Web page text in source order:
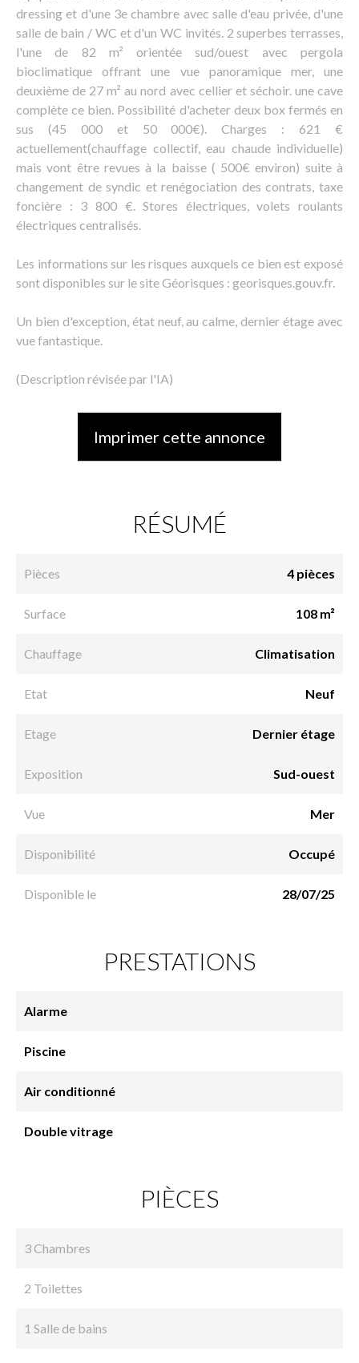
dressing et d'une 3e chambre avec salle d'eau privée, d'une
salle de bain / WC et d'un WC invités. 2 superbes terrasses,
l'une de 82 m² orientée sud/ouest avec pergola
bioclimatique offrant une vue panoramique mer, une
deuxième de 27 m² au nord avec cellier et séchoir. une cave
complète ce bien. Possibilité d'acheter deux box fermés en
sus (45 000 et 50 000€). Charges : 621 €
actuellement(chauffage collectif, eau chaude individuelle)
mais vont être revues à la baisse ( 500€ environ) suite à
changement de syndic et renégociation des contrats, taxe
foncière : 3 800 €. Stores électriques, volets roulants
électriques centralisés.
Les informations sur les risques auxquels ce bien est exposé
sont disponibles sur le site Géorisques : georisques.gouv.fr.
Un bien d'exception, état neuf, au calme, dernier étage avec
vue fantastique.
(Description révisée par l'IA)
Imprimer cette annonce
RÉSUMÉ
Pièces 4 pièces
Surface 108 m²
Chauffage Climatisation
Etat Neuf
Etage Dernier étage
Exposition Sud-ouest
Vue Mer
Disponibilité Occupé
Disponible le 28/07/25
PRESTATIONS
Alarme
Piscine
Air conditionné
Double vitrage
PIÈCES
3 Chambres
2 Toilettes
1 Salle de bains